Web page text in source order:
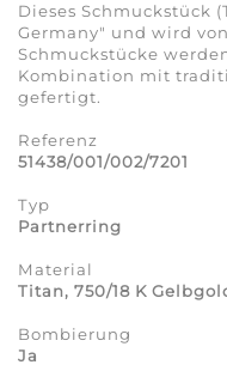
Dieses Schmuckstück
Germany" und wird
Schmuckstücke
Kombination mit
gefertigt.
Referenz
51438/001/002/7201
Typ
Partnerring
Material
Titan, 750/18 K
Bombierung
Ja